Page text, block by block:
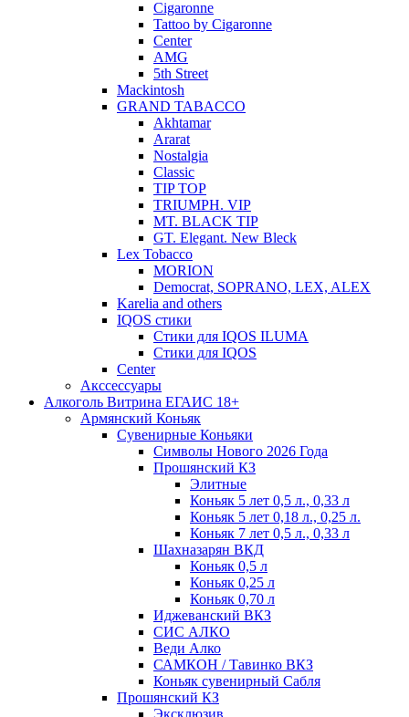
Cigaronne
Tattoo by Cigaronne
Center
AMG
5th Street
Mackintosh
GRAND TABACCO
Akhtamar
Ararat
Nostalgia
Classic
TIP TOP
TRIUMPH. VIP
MT. BLACK TIP
GT. Elegant. New Bleck
Lex Tobacco
MORION
Democrat, SOPRANO, LEX, ALEX
Karelia and others
IQOS стики
Стики для IQOS ILUMA
Стики для IQOS
Сenter
Акссессуары
Алкоголь Витрина ЕГАИС 18+
Армянский Коньяк
Сувенирные Коньяки
Символы Нового 2026 Года
Прошянский КЗ
Элитные
Коньяк 5 лет 0,5 л., 0,33 л
Коньяк 5 лет 0,18 л., 0,25 л.
Коньяк 7 лет 0,5 л., 0,33 л
Шахназарян ВКД
Коньяк 0,5 л
Коньяк 0,25 л
Коньяк 0,70 л
Иджеванский ВКЗ
СИС АЛКО
Веди Алко
САМКОН / Тавинко ВКЗ
Коньяк сувенирный Сабля
Прошянский КЗ
Эксклюзив